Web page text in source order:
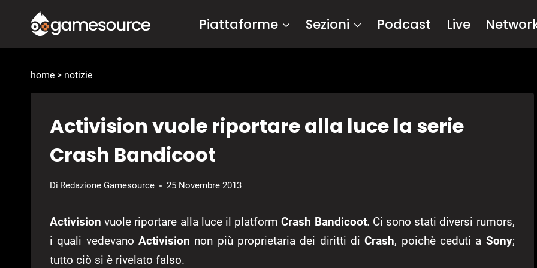
contenuto
Piattaforme Sezioni Podcast Live
home > notizie
Activision vuole riportare alla luce la serie
Crash Bandicoot
Di Redazione Gamesource 25 Novembre 2013
Activisionvuole riportare alla luce il platformCrash Bandicoot. Ci sono stati diversi rumors,
i quali vedevano Activision non più proprietaria dei diritti di Crash, poichè ceduti a Sony;
tutto ciò si è rivelato falso.